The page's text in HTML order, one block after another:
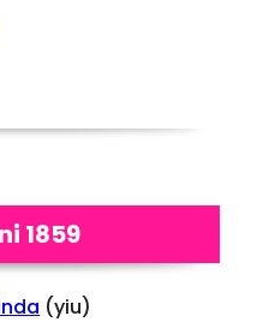
1859
(yiu)